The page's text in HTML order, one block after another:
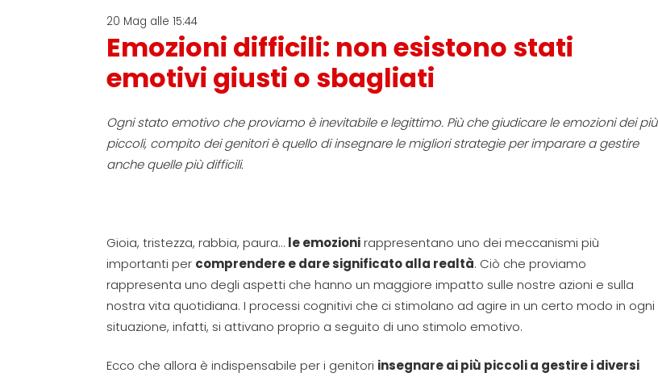
20 Mag alle 15:44
Emozioni difficili: non esistono stati
emotivi giusti o sbagliati
Ogni stato emotivo che proviamo è inevitabile e legittimo. Più che giudicare le emozioni dei più
piccoli, compito dei genitori è quello di insegnare le migliori strategie per imparare a gestire
anche quelle più difficili.
Gioia, tristezza, rabbia, paura… le emozionirappresentano uno dei meccanismi più
importanti per comprendere e dare significato alla realtà. Ciò che proviamo
rappresenta uno degli aspetti che hanno un maggiore impatto sulle nostre azioni e sulla
nostra vita quotidiana. I processi cognitivi che ci stimolano ad agire in un certo modo in ogni
situazione, infatti, si attivano proprio a seguito di uno stimolo emotivo.
Ecco che allora è indispensabile per i genitori insegnare ai più piccoli a gestire i diversi